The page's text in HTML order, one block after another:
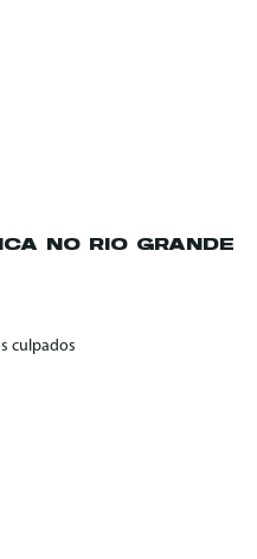
NO RIO GRANDE
culpados